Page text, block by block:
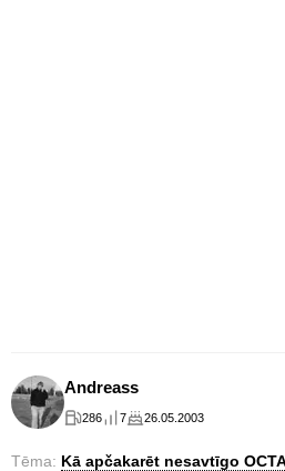
Andreass
286 7 26.05.2003
Tēma: Kā apčakarēt nesavtīgo